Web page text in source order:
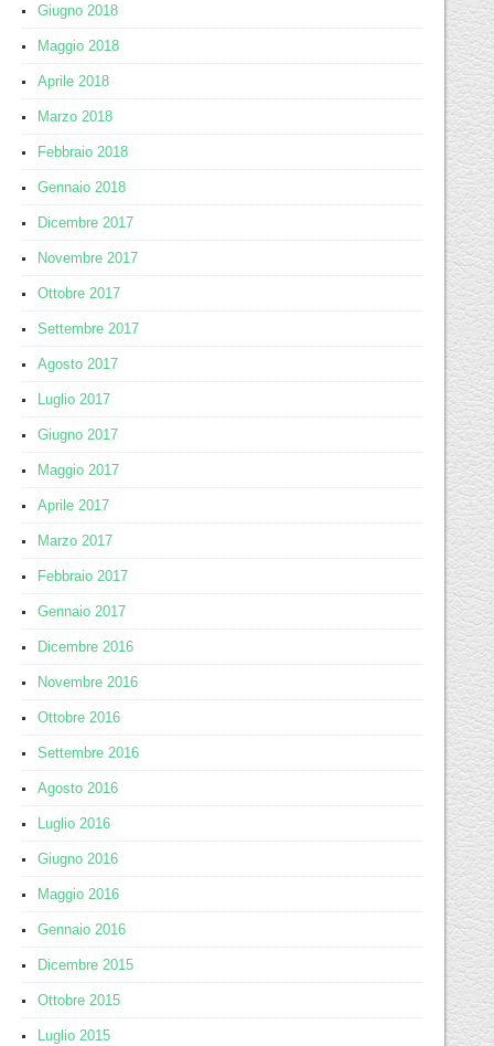
Giugno 2018
Maggio 2018
Aprile 2018
Marzo 2018
Febbraio 2018
Gennaio 2018
Dicembre 2017
Novembre 2017
Ottobre 2017
Settembre 2017
Agosto 2017
Luglio 2017
Giugno 2017
Maggio 2017
Aprile 2017
Marzo 2017
Febbraio 2017
Gennaio 2017
Dicembre 2016
Novembre 2016
Ottobre 2016
Settembre 2016
Agosto 2016
Luglio 2016
Giugno 2016
Maggio 2016
Gennaio 2016
Dicembre 2015
Ottobre 2015
Luglio 2015